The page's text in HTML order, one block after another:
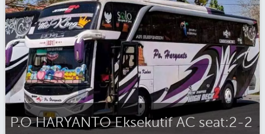
P.O HARYANTO Eksekutif AC seat:2-2